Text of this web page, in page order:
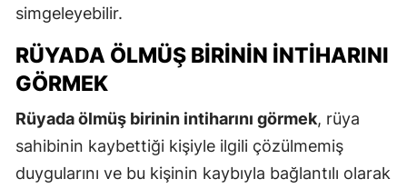
simgeleyebilir.
RÜYADA ÖLMÜŞ BIRININ İNTIHARINI
GÖRMEK
Rüyada ölmüş birinin intiharını görmek, rüya
sahibinin kaybettiği kişiyle ilgili çözülmemiş
duygularını ve bu kişinin kaybıyla bağlantılı olarak